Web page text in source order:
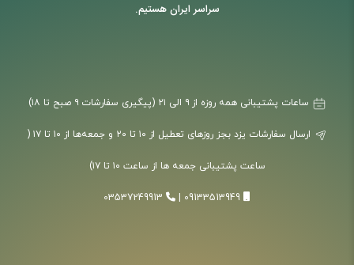
سراسر ایران هستیم.
ارسال سفارشات یزد بجز روزهای تعطیل از ۱۰ تا ۲۰ و جمعه‌ها از ۱۰ تا ۱۷ (
ساعت پشتیبانی جمعه ها از ساعت ۱۰ تا ۱۷)
09133513949
03537249913